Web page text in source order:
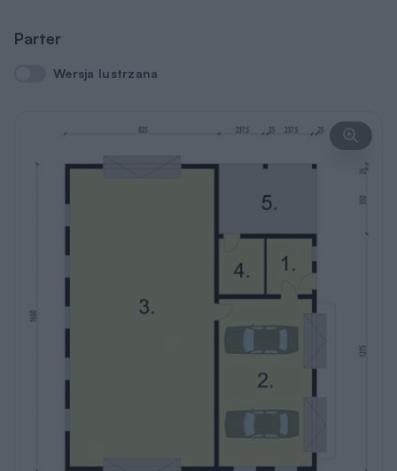
Parter
Wersja lustrzana
Wersja lustrzana